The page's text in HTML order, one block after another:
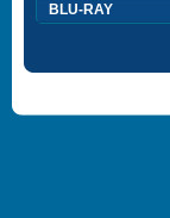
BLU-RAY